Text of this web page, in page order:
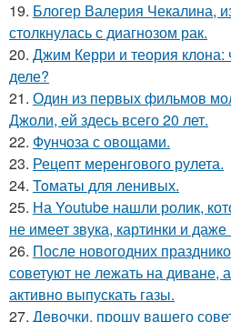
19. Блогер Валерия Чекалина,
столкнулась с диагнозом рак.
20. Джим Керри и теория
деле?
21. Один из первых фильмов
Джоли, ей здесь всего 20 лет.
22. Фунчоза с овощами.
23. Рецепт меренгового рулета.
24. Toматы для ленивых.
25. На Youtube нашли ролик,
не имеет звука, картинки и
26. После новогодних
советуют не лежать на диване,
активно выпускать газы.
27. Дeвочки, прошу вaшего